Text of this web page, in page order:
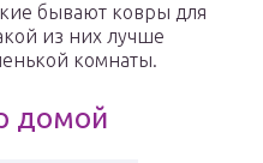
бывают ковры для
из них лучше
комнаты.
домой